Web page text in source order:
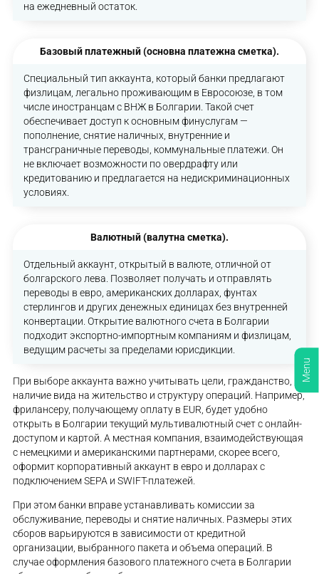
на ежедневный остаток.
Базовый платежный (основна платежна сметка).
Специальный тип аккаунта, который банки предлагают
физлицам, легально проживающим в Евросоюзе, в том
числе иностранцам с ВНЖ в Болгарии. Такой счет
обеспечивает доступ к основным финуслугам —
пополнение, снятие наличных, внутренние и
трансграничные переводы, коммунальные платежи. Он
не включает возможности по овердрафту или
кредитованию и предлагается на недискриминационных
условиях.
Валютный (валутна сметка).
Отдельный аккаунт, открытый в валюте, отличной от
болгарского лева. Позволяет получать и отправлять
переводы в евро, американских долларах, фунтах
стерлингов и других денежных единицах без внутренней
конвертации. Открытие валютного счета в Болгарии
подходит экспортно-импортным компаниям и физлицам,
ведущим расчеты за пределами юрисдикции.
При выборе аккаунта важно учитывать цели, гражданство,
наличие вида на жительство и структуру операций. Например,
фрилансеру, получающему оплату в EUR, будет удобно
открыть в Болгарии текущий мультивалютный счет с онлайн-
доступом и картой. А местная компания, взаимодействующая
с немецкими и американскими партнерами, скорее всего,
оформит корпоративный аккаунт в евро и долларах с
подключением SEPA и SWIFT-платежей.
При этом банки вправе устанавливать комиссии за
обслуживание, переводы и снятие наличных. Размеры этих
сборов варьируются в зависимости от кредитной
организации, выбранного пакета и объема операций. В
случае оформления базового платежного счета в Болгарии
Menu